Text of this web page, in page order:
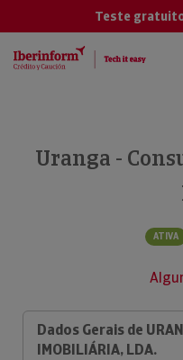
Teste
Uranga -
ATIVA
Dados Gerais de
IMOBILIÁRIA, LDA.